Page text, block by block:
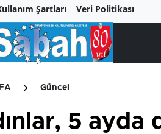
Şartları Veri Politikası
Güncel
5